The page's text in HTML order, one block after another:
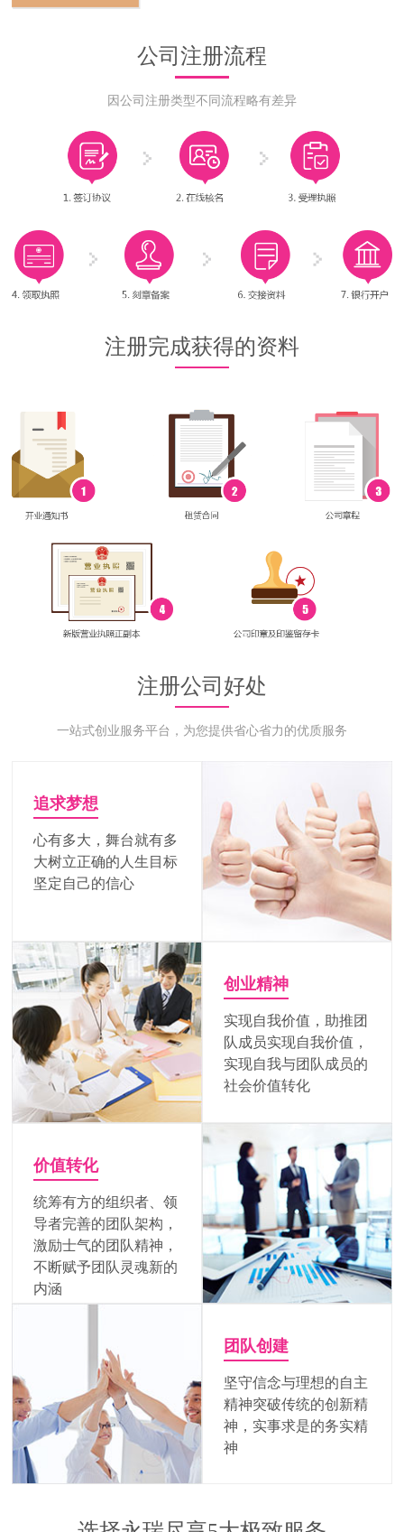
公司注册流程
因公司注册类型不同流程略有差异
注册完成获得的资料
注册公司好处
一站式创业服务平台，为您提供省心省力的优质服务
追求梦想
心有多大，舞台就有多
大树立正确的人生目标
坚定自己的信心
创业精神
实现自我价值，助推团
队成员实现自我价值，
实现自我与团队成员的
社会价值转化
价值转化
统筹有方的组织者、领
导者完善的团队架构，
激励士气的团队精神，
不断赋予团队灵魂新的
内涵
团队创建
坚守信念与理想的自主
精神突破传统的创新精
神，实事求是的务实精
神